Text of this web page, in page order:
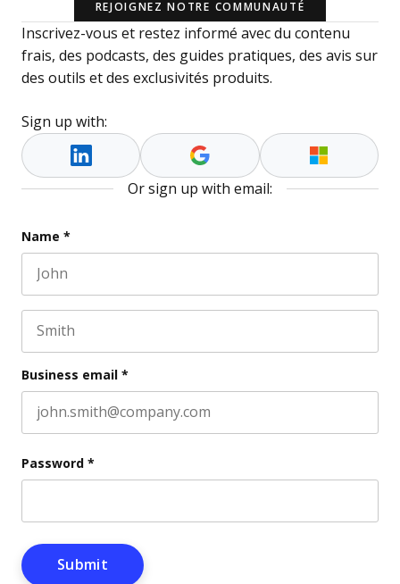
REJOIGNEZ NOTRE COMMUNAUTÉ
Inscrivez-vous et restez informé avec du contenu
frais, des podcasts, des guides pratiques, des avis sur
des outils et des exclusivités produits.
Sign up with:
Or sign up with email:
URL
This field is for validation purposes and should be
Name *
Business email *
Password *